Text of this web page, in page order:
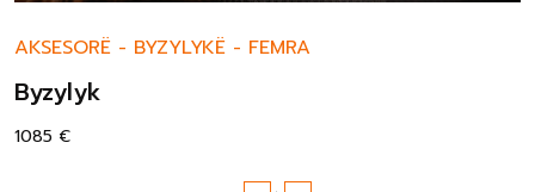
AKSESORË - BYZYLYKË - FEMRA
Byzylyk
1085 €